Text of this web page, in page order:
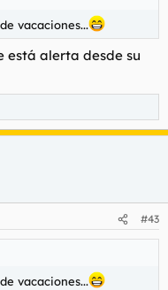
vacaciones...
está alerta desde su
#43
vacaciones...